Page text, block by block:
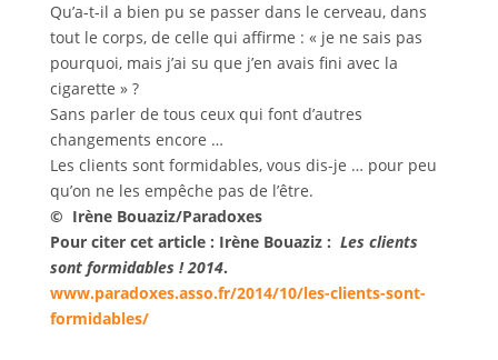
Qu’a-t-il a bien pu se passer dans le cerveau, dans
tout le corps, de celle qui affirme : « je ne sais pas
pourquoi, mais j’ai su que j’en avais fini avec la
cigarette » ?
Sans parler de tous ceux qui font d’autres
changements encore …
Les clients sont formidables, vous dis-je … pour peu
qu’on ne les empêche pas de l’être.
© Irène Bouaziz/Paradoxes
Pour citer cet article : Irène Bouaziz: Les clients
sont formidables !2014.
www.paradoxes.asso.fr/2014/10/les-clients-sont-
formidables/